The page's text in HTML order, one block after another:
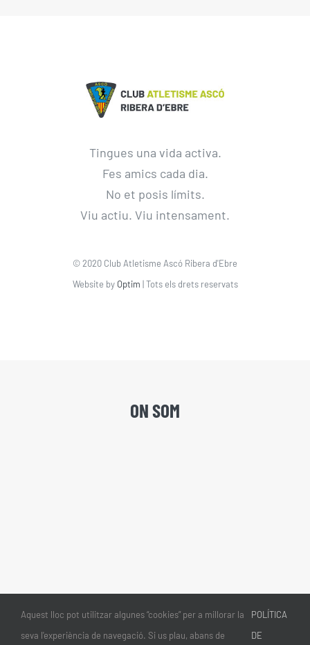
Tingues una vida activa.
Fes amics cada dia.
No et posis límits.
Viu actiu. Viu intensament.
© 2020 Club Atletisme Ascó Ribera d'Ebre
Website by Optim | Tots els drets reservats
ON SOM
Aquest lloc pot utilitzar algunes “cookies” per a millorar la
seva l'experiència de navegació. Si us plau, abans de
POLÍTICA
DE